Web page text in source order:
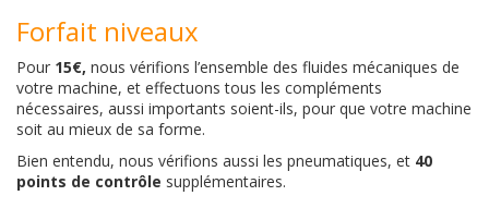
Forfait niveaux
Pour 15€, nous vérifions l’ensemble des fluides mécaniques de
votre machine, et effectuons tous les compléments
nécessaires, aussi importants soient-ils, pour que votre machine
soit au mieux de sa forme.
Bien entendu, nous vérifions aussi les pneumatiques, et 40
points de contrôle supplémentaires.